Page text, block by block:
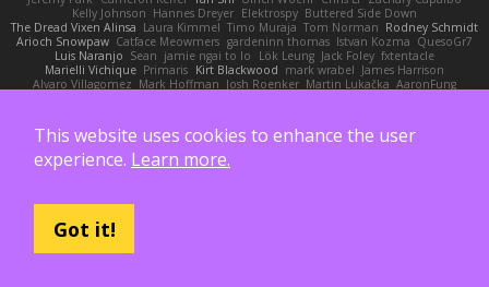
Kelly Johnson Hannes Dreyer Elektrospy Buttered Side Down
The Dread Vixen Alinsa Laura Kimmel Timo Muraja Tom Norman Rodney Schmidt
Arioch Snowpaw Catface Meowmers gardeninn thomas Istvan Kozma QuesoGr7
Luis Naranjo Sean jamie ngai to lo Lök Leung Jack Foley fxtentacle
Marielli Vichique Primaris Kirt Blackwood mark wrabel James Harrison
Alvaro Villagomez Mark Hoffman Josh Roenker Martin Lukačka AaronFung
Rémi Verschelde
Ryan Reisiger SizeKivit Stymie Dustin
ProtanopicMidget Brandon Snodgrass Tyler K Spicher
Arnaud PUIRAVAUD
Joseph Catrambone HippoThalamus
Paul Mcloughlin DaLivelyGhost Lose Pacific
Lukas Kalbertodt
ReJ aka Renaldas Zioma
Pete Alex Harvill Lauri Kananen
This website uses cookies to enhance the user
experience. Learn more.
Got it!